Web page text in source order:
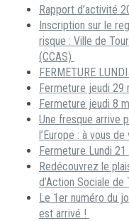
Rapport d’activité
Inscription sur le
risque : Ville de
(CCAS)
FERMETURE
Fermeture jeudi 29
Fermeture jeudi 8
Une fresque arrive
l’Europe : à vous
Fermeture Lundi 21
Redécouvrez le
d’Action Sociale de
Le 1er numéro du
est arrivé !